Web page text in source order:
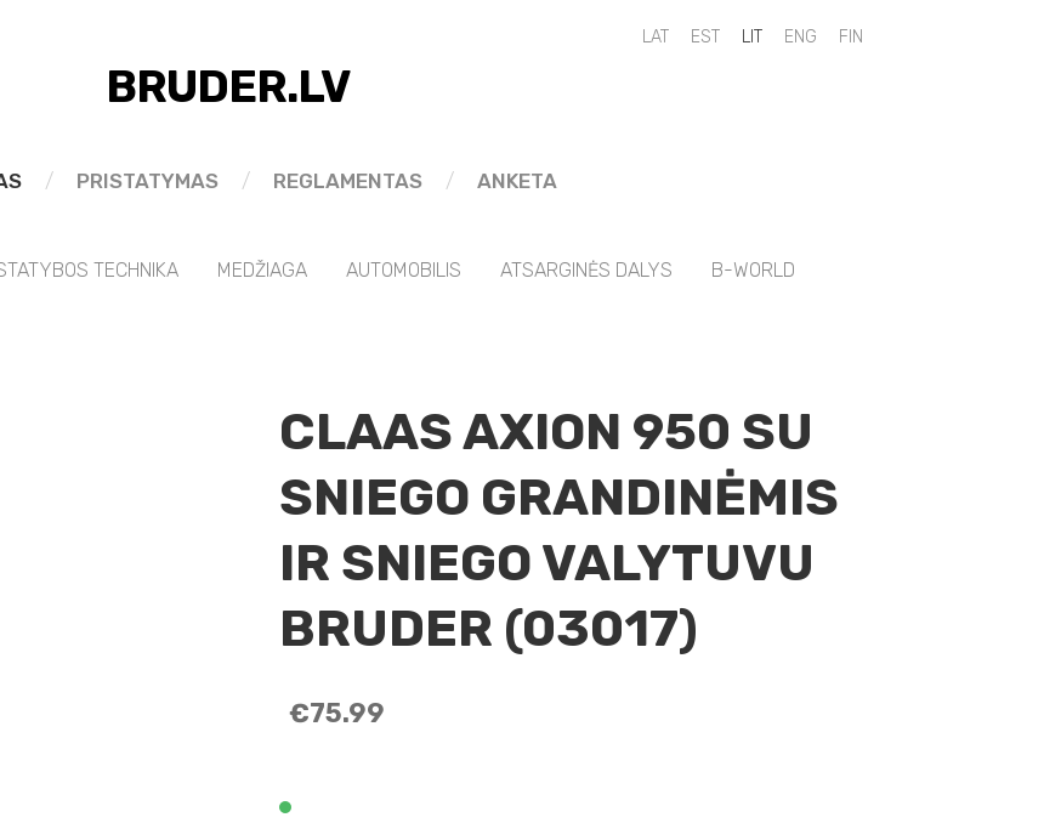
BRUDER.LV
PRISTATYMAS REGLAMENTAS ANKETA
LAT EST LIT ENG FIN
TECHNIKA MEDŽIAGA AUTOMOBILIS ATSARGINĖS DALYS B-WORLD
CLAAS AXION 950 SU
SNIEGO GRANDINĖMIS
IR SNIEGO VALYTUVU
BRUDER (03017)
€75.99